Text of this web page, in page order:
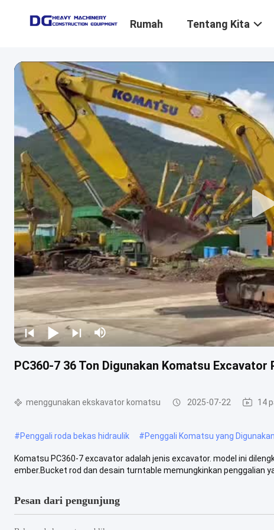
Rumah Tentang Kita
PC360-7 36 Ton Digunakan Komatsu
menggunakan ekskavator komatsu 2025-07-22 14
#Penggali roda bekas hidraulik #Penggali Komatsu yang
Komatsu PC360-7 excavator adalah jenis excavator. model ini
ember.Bucket rod dan desain turntable memungkinkan penggalian
Pesan dari pengunjung